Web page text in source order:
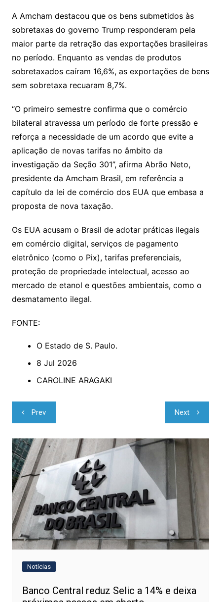
A Amcham destacou que os bens submetidos às
sobretaxas do governo Trump responderam pela
maior parte da retração das exportações brasileiras
no período. Enquanto as vendas de produtos
sobretaxados caíram 16,6%, as exportações de bens
sem sobretaxa recuaram 8,7%.
“O primeiro semestre confirma que o comércio
bilateral atravessa um período de forte pressão e
reforça a necessidade de um acordo que evite a
aplicação de novas tarifas no âmbito da
investigação da Seção 301”, afirma Abrão Neto,
presidente da Amcham Brasil, em referência a
capítulo da lei de comércio dos EUA que embasa a
proposta de nova taxação.
Os EUA acusam o Brasil de adotar práticas ilegais
em comércio digital, serviços de pagamento
eletrônico (como o Pix), tarifas preferenciais,
proteção de propriedade intelectual, acesso ao
mercado de etanol e questões ambientais, como o
desmatamento ilegal.
FONTE:
O Estado de S. Paulo.
8 Jul 2026
CAROLINE ARAGAKI
Navegação
de
Post
Prev Next
Notícias
Banco Central reduz Selic a 14% e deixa